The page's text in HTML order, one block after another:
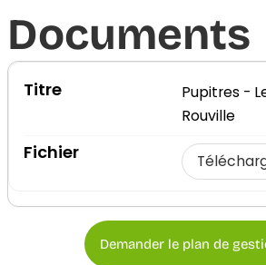
Documents​
Pupitres -
Rouville
Demander le plan de